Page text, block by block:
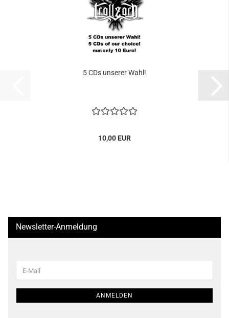
5 CDs unserer Wahl!
10,00 EUR
Newsletter-Anmeldung
ZUR
E-
Mail
ANMELDEN